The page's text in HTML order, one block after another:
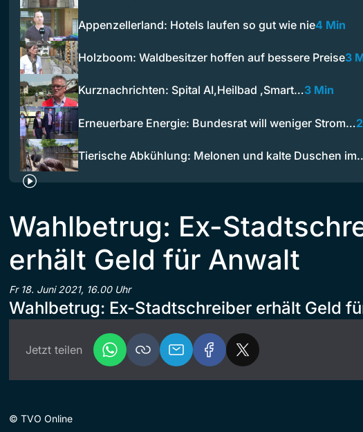
Appenzellerland: Hotels laufen so gut wie nie4 Min
Holzboom: Waldbesitzer hoffen auf bessere Preise3
Kurznachrichten: Spital AI,Heilbad ,Smart…3 Min
Erneuerbare Energie: Bundesrat will weniger Strom…
Tierische Abkühlung: Melonen und kalte Duschen
Wahlbetrug: Ex-
erhält Geld für Anwalt
Fr 18. Juni 2021, 16.00 Uhr
Wahlbetrug: Ex-Stadtschreiber erhält Geld
Jetzt teilen
© TVO Online